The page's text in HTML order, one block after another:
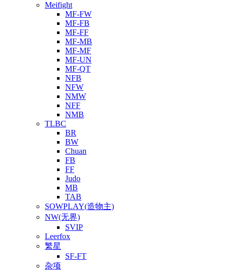
Meifight
MF-FW
MF-FB
MF-FF
MF-MB
MF-MF
MF-UN
MF-QT
NFB
NFW
NMW
NFF
NMB
TLBC
BR
BW
Chuan
FB
FF
Judo
MB
TAB
SOWPLAY(造物主)
NW(无界)
SVIP
Leerfox
繁星
SF-FT
杂项